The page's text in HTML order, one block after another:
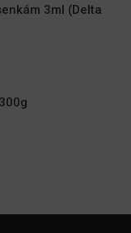
3ml (Delta